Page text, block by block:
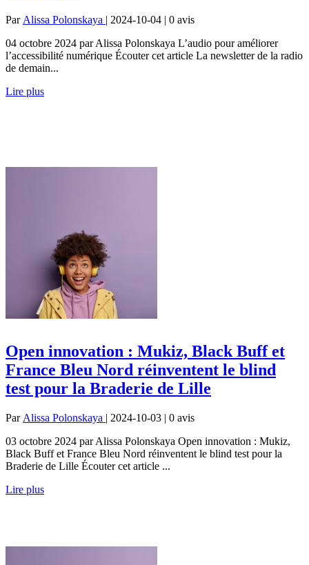
Par Alissa Polonskaya | 2024-10-04 | 0 avis
04 octobre 2024 par Alissa Polonskaya L’audio pour améliorer
l’accessibilité numérique Écouter cet article La newsletter de la radio
de demain...
Lire plus
Open innovation : Mukiz, Black Buff et
France Bleu Nord réinventent le blind
test pour la Braderie de Lille
Par Alissa Polonskaya | 2024-10-03 | 0 avis
03 octobre 2024 par Alissa Polonskaya Open innovation : Mukiz,
Black Buff et France Bleu Nord réinventent le blind test pour la
Braderie de Lille Écouter cet article ...
Lire plus